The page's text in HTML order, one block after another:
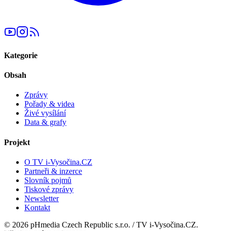
Kategorie
Obsah
Zprávy
Pořady & videa
Živé vysílání
Data & grafy
Projekt
O TV i-Vysočina.CZ
Partneři & inzerce
Slovník pojmů
Tiskové zprávy
Newsletter
Kontakt
© 2026 pHmedia Czech Republic s.r.o. / TV i-Vysočina.CZ.